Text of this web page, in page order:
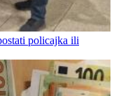
policajka ili